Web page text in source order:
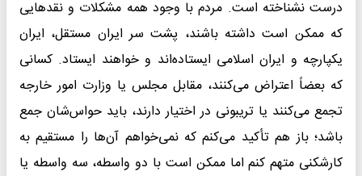
درست نشناخته است. مردم با وجود همه مشکلات و نقدهایی
که ممکن است داشته باشند، پشت سر ایران مستقل، ایران
یکپارچه و ایران اسلامی ایستاده‌اند و خواهند ایستاد. کسانی
که بعضاً اعتراض می‌کنند، مقابل مجلس یا وزارت امور خارجه
تجمع می‌کنند یا تریبونی در اختیار دارند، باید حواس‌شان جمع
باشد؛ باز هم تأکید می‌کنم که نمی‌خواهم آن‌ها را مستقیم به
کارشکنی متهم کنم اما ممکن است با دو واسطه، سه واسطه یا